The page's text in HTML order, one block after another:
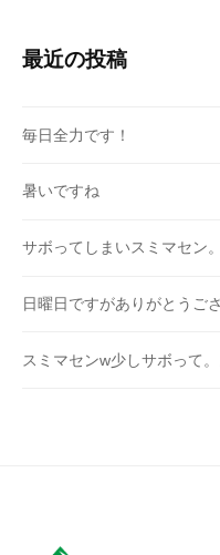
最近の投稿
毎日全力です！
暑いですね
サボってしまいスミマセン。
日曜日ですがありがとうご
スミマセンw少しサボって